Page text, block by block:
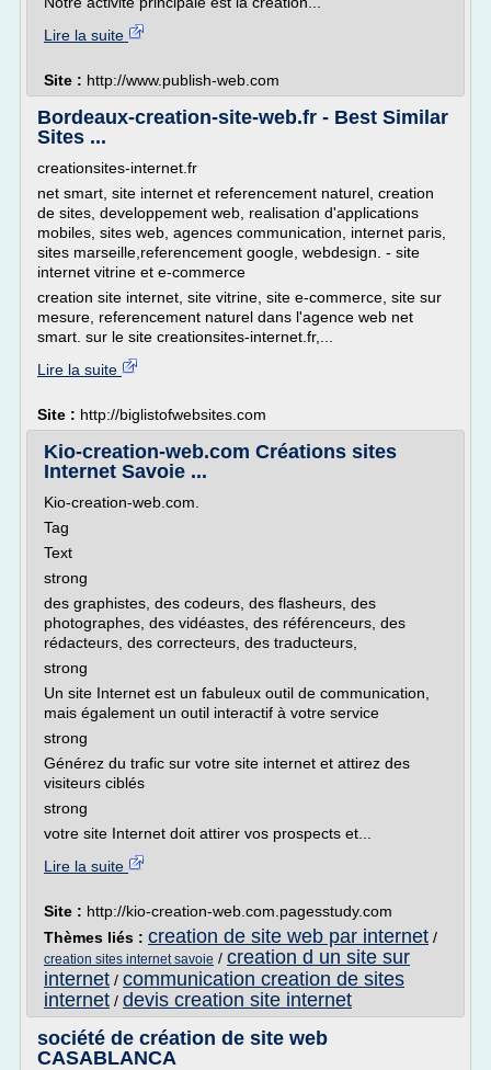
Lire la suite
Site : http://www.publish-web.com
Bordeaux-creation-site-web.fr - Best Similar
Sites ...
creationsites-internet.fr
net smart, site internet et referencement naturel, creation
de sites, developpement web, realisation d'applications
mobiles, sites web, agences communication, internet paris,
sites marseille,referencement google, webdesign. - site
internet vitrine et e-commerce
creation site internet, site vitrine, site e-commerce, site sur
mesure, referencement naturel dans l'agence web net
smart. sur le site creationsites-internet.fr,...
Lire la suite
Site : http://biglistofwebsites.com
Kio-creation-web.com Créations sites
Internet Savoie ...
Kio-creation-web.com.
Tag
Text
strong
des graphistes, des codeurs, des flasheurs, des
photographes, des vidéastes, des référenceurs, des
rédacteurs, des correcteurs, des traducteurs,
strong
Un site Internet est un fabuleux outil de communication,
mais également un outil interactif à votre service
strong
Générez du trafic sur votre site internet et attirez des
visiteurs ciblés
strong
votre site Internet doit attirer vos prospects et...
Lire la suite
Site : http://kio-creation-web.com.pagesstudy.com
Thèmes liés : creation de site web par internet /
creation sites internet savoie / creation d un site sur
internet / communication creation de sites
internet / devis creation site internet
société de création de site web
CASABLANCA